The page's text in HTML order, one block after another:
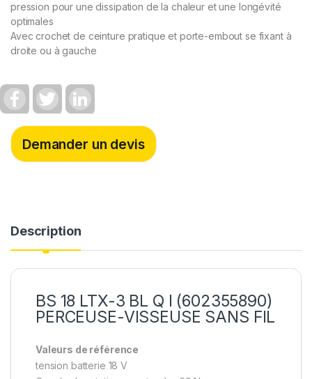
pression pour une dissipation de la chaleur et une longévité
optimales
Avec crochet de ceinture pratique et porte-embout se fixant à
droite ou à gauche
c
e
b
o
o
i
t
e
r
n
k
d
I
Demander un devis
Description
BS 18 LTX-3 BL Q I (602355890)
PERCEUSE-VISSEUSE SANS FIL
Valeurs de référence
tension batterie 18 V